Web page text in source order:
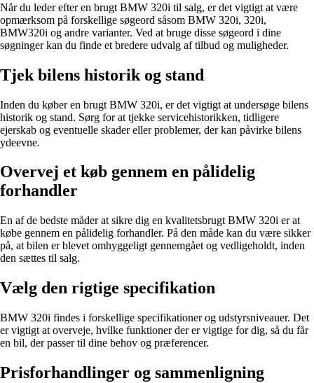
Når du leder efter en brugt BMW 320i til salg, er det vigtigt at være
opmærksom på forskellige søgeord såsom BMW 320i, 320i,
BMW320i og andre varianter. Ved at bruge disse søgeord i dine
søgninger kan du finde et bredere udvalg af tilbud og muligheder.
Tjek bilens historik og stand
Inden du køber en brugt BMW 320i, er det vigtigt at undersøge bilens
historik og stand. Sørg for at tjekke servicehistorikken, tidligere
ejerskab og eventuelle skader eller problemer, der kan påvirke bilens
ydeevne.
Overvej et køb gennem en pålidelig
forhandler
En af de bedste måder at sikre dig en kvalitetsbrugt BMW 320i er at
købe gennem en pålidelig forhandler. På den måde kan du være sikker
på, at bilen er blevet omhyggeligt gennemgået og vedligeholdt, inden
den sættes til salg.
Vælg den rigtige specifikation
BMW 320i findes i forskellige specifikationer og udstyrsniveauer. Det
er vigtigt at overveje, hvilke funktioner der er vigtige for dig, så du får
en bil, der passer til dine behov og præferencer.
Prisforhandlinger og sammenligning